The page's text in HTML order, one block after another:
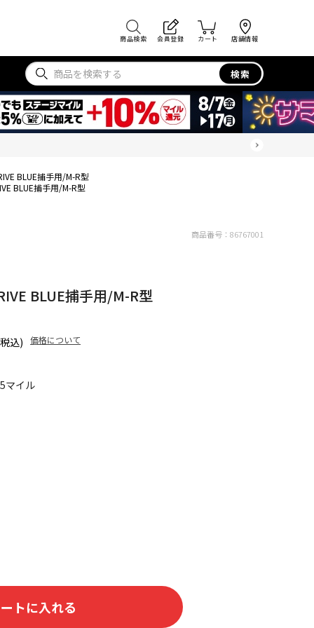
商品検索 会員登録 カート 店舗情報
検索
BLUE捕手用/M-R型
BLUE捕手用/M-R型
マイル
BLUE捕手用/M-R型
込) 価格について
トに入れる
商品番号： 86767001